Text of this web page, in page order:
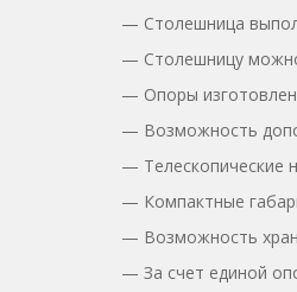
— Столешница
— Столешницу
— Опоры
— Возможность
— Телескопические
— Компактные
— Возможность
— За счет единой